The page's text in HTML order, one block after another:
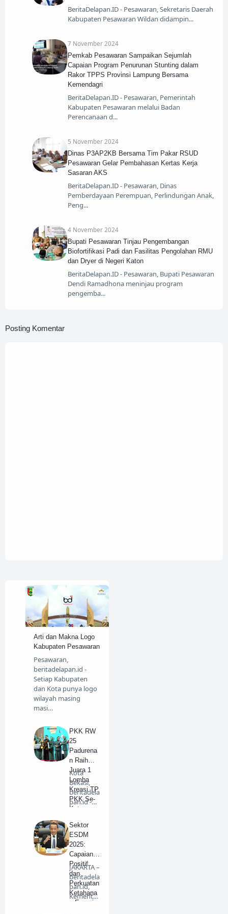
BeritaDelapan.ID - Pesawaran, Sekretaris Daerah
Kabupaten Pesawaran Wildan didampin
7 November 2024
Pemkab Pesawaran Sampaikan Sejumlah
Capaian Program Penurunan Stunting dalam
Rakor TPPS Provinsi Lampung Bersama
Kemendagri
BeritaDelapan.ID - Pesawaran, Pemerintah
Kabupaten Pesawaran melalui Badan
Perencanaan d
5 November 2024
Dinas P3AP2KB Bersama Tim Pakar RSUD
Pesawaran Gelar Pembahasan Kertas Kerja
Sasaran AKS
BeritaDelapan.ID - Pesawaran, Dinas
Pemberdayaan Perempuan, Perlindungan Anak,
Peng
4 November 2024
Bupati Pesawaran Tinjau Pengembangan
Biofortifikasi Padi dan Fasilitas Pengolahan RMU
dan Dryer di Negeri Katon
BeritaDelapan.ID - Pesawaran, Bupati Pesawaran
Dendi Ramadhona meninjau program
pengemba
Posting Komentar
Arti dan Makna Logo
Kabupaten Pesawaran
Pesawaran,
beritadelapan.id -
Setiap Kabupaten
dan Kota punya logo
wilayah masing
masi…
PKK RW
25
Padurena
n Raih
Juara 1
Lomba
Kreasi TP
PKK Se-
Kota
Kota
Bekasi,
beritadela
pan.id -
Sektor
ESDM
2025:
Capaian
Positif
dan
Perkuatan
Ketahana
n Energi
JAKARTA –
beritadela
pan.id,
Kementer